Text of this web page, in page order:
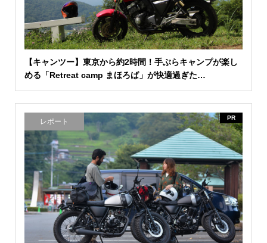
【キャンツー】東京から約2時間！手ぶらキャンプが楽し
める「Retreat camp まほろば」が快適過ぎた…
レポート PR